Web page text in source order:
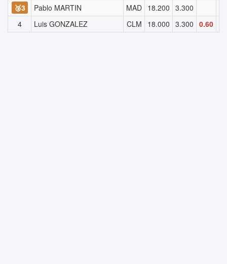
🥉3
Pablo MARTIN MAD 18.200 3.300
4
Luis GONZALEZ CLM 18.000 3.300 0.60